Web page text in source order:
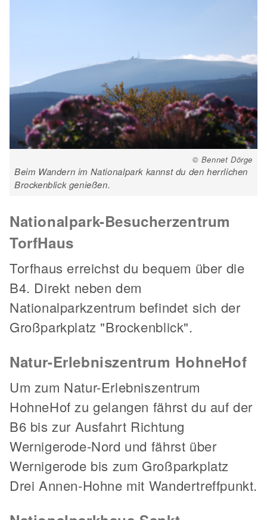
© Bennet Dörge
Beim Wandern im Nationalpark kannst du den herrlichen
Brockenblick genießen.
Nationalpark-Besucherzentrum
TorfHaus
Torfhaus erreichst du bequem über die
B4. Direkt neben dem
Nationalparkzentrum befindet sich der
Großparkplatz "Brockenblick".
Natur-Erlebniszentrum HohneHof
Um zum Natur-Erlebniszentrum
HohneHof zu gelangen fährst du auf der
B6 bis zur Ausfahrt Richtung
Wernigerode-Nord und fährst über
Wernigerode bis zum Großparkplatz
Drei Annen-Hohne mit Wandertreffpunkt.